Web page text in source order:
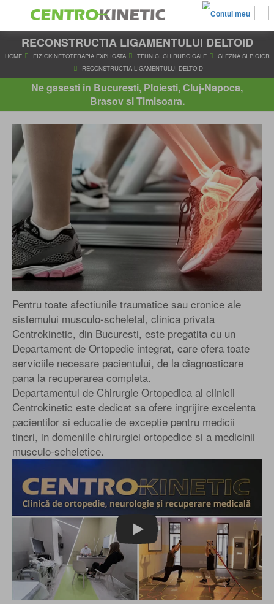
RECONSTRUCTIA LIGAMENTULUI DELTOID
FIZIOKINETOTERAPIA EXPLICATA TEHNICI CHIRURGICALE
RECONSTRUCTIA LIGAMENTULUI DELTOID
Ne gasesti in Bucuresti, Ploiesti, Cluj-Napoca,
Brasov si Timisoara.
Pentru toate afectiunile traumatice sau cronice ale
sistemului musculo-scheletal, clinica privata
Centrokinetic, din Bucuresti, este pregatita cu un
Departament de Ortopedie integrat, care ofera toate
serviciile necesare pacientului, de la diagnosticare
pana la recuperarea completa.
Departamentul de Chirurgie Ortopedica al clinicii
Centrokinetic este dedicat sa ofere ingrijire excelenta
pacientilor si educatie de exceptie pentru medicii
tineri, in domeniile chirurgiei ortopedice si a medicinii
musculo-scheletice.
Play